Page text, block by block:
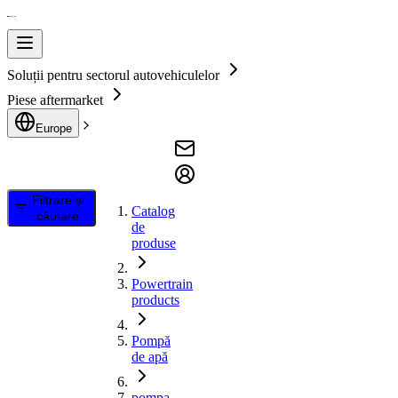
Soluții pentru sectorul autovehiculelor
Piese aftermarket
Europe
Filtrare și
căutare
Catalog
de
produse
Powertrain
products
Pompă
de apă